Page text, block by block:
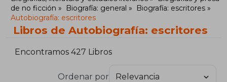
de no ficción
Biografía: general
Biografía: escritores
Autobiografía: escritores
Libros de Autobiografía: escritores
Encontramos 427 Libros
Ordenar por